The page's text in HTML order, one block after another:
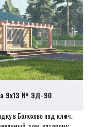
9х13 № ЭД-90
в Болохово под ключ.